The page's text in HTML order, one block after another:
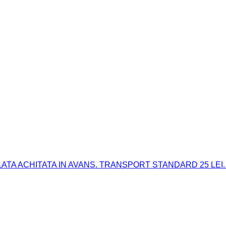
ACHITATA IN AVANS. TRANSPORT STANDARD 25